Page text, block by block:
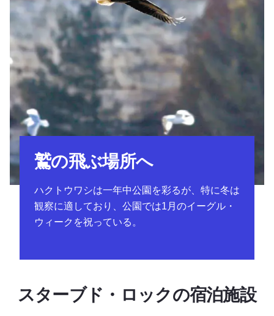
鷲の飛ぶ場所へ
ハクトウワシは一年中公園を彩るが、特に冬は
観察に適しており、公園では1月のイーグル・
ウィークを祝っている。
スターブド・ロックの宿泊施設